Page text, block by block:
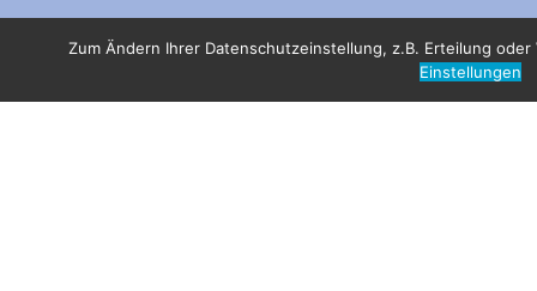
Zum Ändern Ihrer Datenschutzeinstellung, z.B. Erteilung
Einstellungen